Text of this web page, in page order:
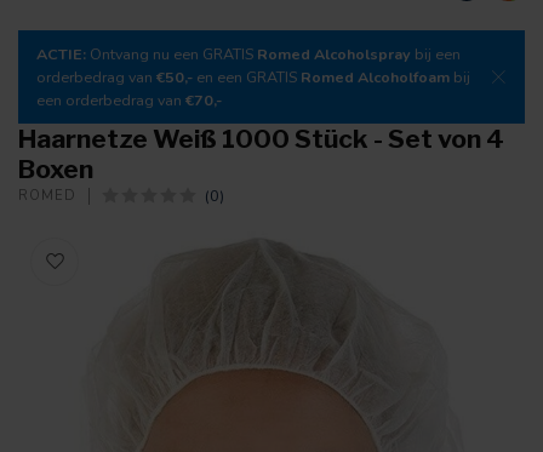
ACTIE: Ontvang nu een GRATIS Romed Alcoholspray bij een
orderbedrag van €50,- en een GRATIS Romed Alcoholfoam bij
een orderbedrag van €70,-
Haarnetze Weiß 1000 Stück - Set von 4
Boxen
ROMED (0)